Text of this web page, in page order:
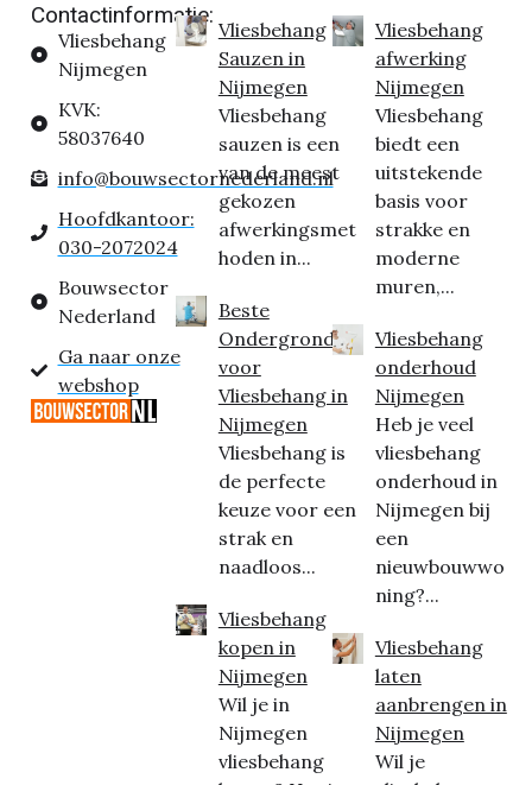
Contactinformatie:
Vliesbehang
Nijmegen
KVK:
58037640
info@bouwsectornederland.nl
Hoofdkantoor:
030-2072024
Bouwsector
Nederland
Ga naar onze
webshop
Vliesbehang
Sauzen in
Nijmegen
Vliesbehang
sauzen is een
van de meest
gekozen
afwerkingsmet
hoden in...
Beste
Ondergrond
voor
Vliesbehang in
Nijmegen
Vliesbehang is
de perfecte
keuze voor een
strak en
naadloos...
Vliesbehang
kopen in
Nijmegen
Wil je in
Nijmegen
vliesbehang
Vliesbehang
afwerking
Nijmegen
Vliesbehang
biedt een
uitstekende
basis voor
strakke en
moderne
muren,...
Vliesbehang
onderhoud
Nijmegen
Heb je veel
vliesbehang
onderhoud in
Nijmegen bij
een
nieuwbouwwo
ning?...
Vliesbehang
laten
aanbrengen in
Nijmegen
Wil je